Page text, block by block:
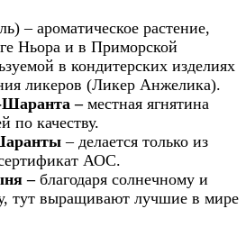
– ароматическое растение,
Ньора и в Приморской
в кондитерских изделиях
ликеров (Ликер Анжелика).
Шаранта –местная ягнятина
по качеству.
– делается только из
АОС.
– благодаря солнечному и
тут выращивают лучшие в мире